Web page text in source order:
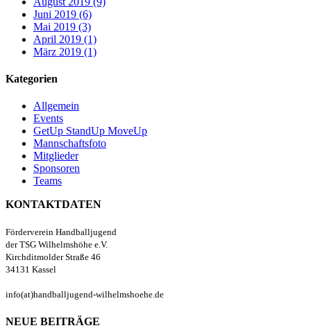
Juni 2019 (6)
Mai 2019 (3)
April 2019 (1)
März 2019 (1)
Kategorien
Allgemein
Events
GetUp StandUp MoveUp
Mannschaftsfoto
Mitglieder
Sponsoren
Teams
KONTAKTDATEN
Förderverein Handballjugend
der TSG Wilhelmshöhe e.V.
Kirchditmolder Straße 46
34131 Kassel
info(at)handballjugend-wilhelmshoehe.de
NEUE BEITRÄGE